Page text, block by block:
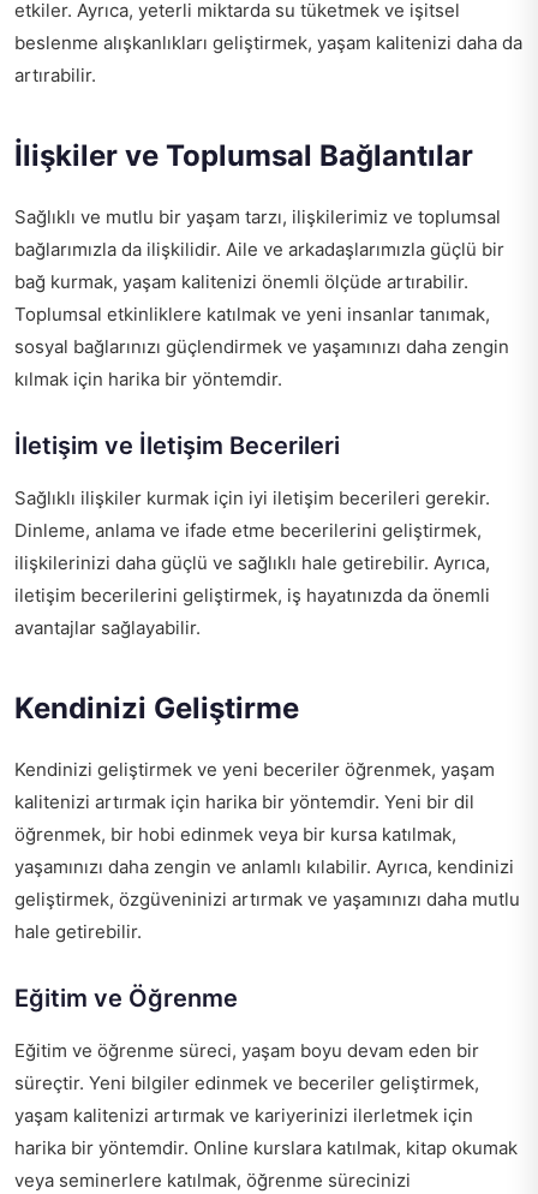
etkiler. Ayrıca, yeterli miktarda su tüketmek ve işitsel
beslenme alışkanlıkları geliştirmek, yaşam kalitenizi daha da
artırabilir.
İlişkiler ve Toplumsal Bağlantılar
Sağlıklı ve mutlu bir yaşam tarzı, ilişkilerimiz ve toplumsal
bağlarımızla da ilişkilidir. Aile ve arkadaşlarımızla güçlü bir
bağ kurmak, yaşam kalitenizi önemli ölçüde artırabilir.
Toplumsal etkinliklere katılmak ve yeni insanlar tanımak,
sosyal bağlarınızı güçlendirmek ve yaşamınızı daha zengin
kılmak için harika bir yöntemdir.
İletişim ve İletişim Becerileri
Sağlıklı ilişkiler kurmak için iyi iletişim becerileri gerekir.
Dinleme, anlama ve ifade etme becerilerini geliştirmek,
ilişkilerinizi daha güçlü ve sağlıklı hale getirebilir. Ayrıca,
iletişim becerilerini geliştirmek, iş hayatınızda da önemli
avantajlar sağlayabilir.
Kendinizi Geliştirme
Kendinizi geliştirmek ve yeni beceriler öğrenmek, yaşam
kalitenizi artırmak için harika bir yöntemdir. Yeni bir dil
öğrenmek, bir hobi edinmek veya bir kursa katılmak,
yaşamınızı daha zengin ve anlamlı kılabilir. Ayrıca, kendinizi
geliştirmek, özgüveninizi artırmak ve yaşamınızı daha mutlu
hale getirebilir.
Eğitim ve Öğrenme
Eğitim ve öğrenme süreci, yaşam boyu devam eden bir
süreçtir. Yeni bilgiler edinmek ve beceriler geliştirmek,
yaşam kalitenizi artırmak ve kariyerinizi ilerletmek için
harika bir yöntemdir. Online kurslara katılmak, kitap okumak
veya seminerlere katılmak, öğrenme sürecinizi